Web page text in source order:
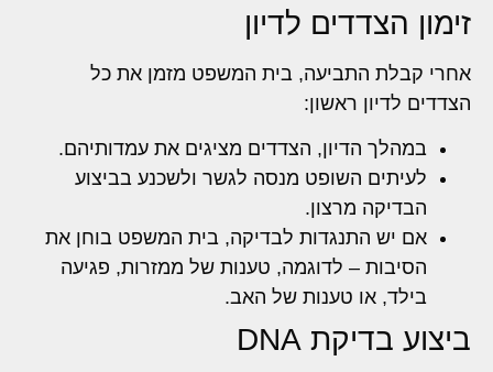
זימון הצדדים לדיון
אחרי קבלת התביעה, בית המשפט מזמן את כל
הצדדים לדיון ראשון:
במהלך הדיון, הצדדים מציגים את עמדותיהם.
לעיתים השופט מנסה לגשר ולשכנע בביצוע
הבדיקה מרצון.
אם יש התנגדות לבדיקה, בית המשפט בוחן את
הסיבות – לדוגמה, טענות של ממזרות, פגיעה
בילד, או טענות של האב.
ביצוע בדיקת DNA